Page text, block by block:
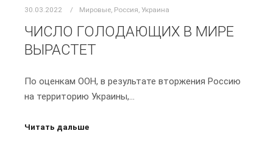
30.03.2022 Мировые Россия Украина
ЧИСЛО ГОЛОДАЮЩИХ В МИРЕ
ВЫРАСТЕТ
По оценкам ООН, в результате вторжения Россию
на территорию Украины,…
Читать дальше